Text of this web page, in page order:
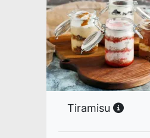
Tiramisu